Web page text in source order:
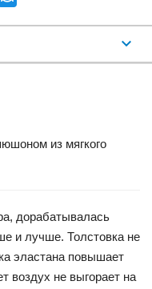
из мягкого
дорабатывалась
и лучше. Толстовка не
эластана повышает
воздух не выгорает на